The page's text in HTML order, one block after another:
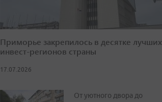
Приморье закрепилось в десятке лучших
инвест-регионов страны
17.07.2026
От уютного двора до